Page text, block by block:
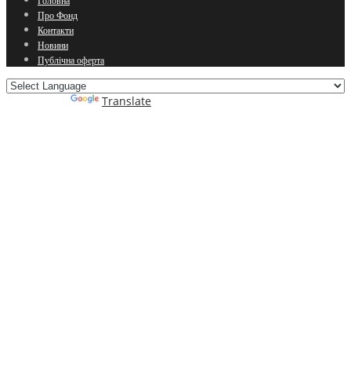
Про Фонд
Контакти
Новини
Публічна оферта
Translate